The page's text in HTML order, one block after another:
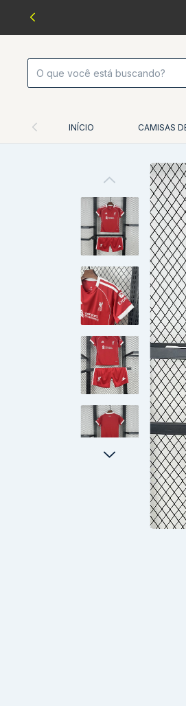
INÍCIO CAMISAS